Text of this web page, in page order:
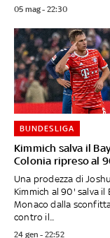
05 mag - 22:30
Kimmich salva il
Colonia ripreso al
BUNDESLIGA
Una prodezza di
Kimmich al 90' salva il
Monaco dalla
contro il...
24 gen - 22:52